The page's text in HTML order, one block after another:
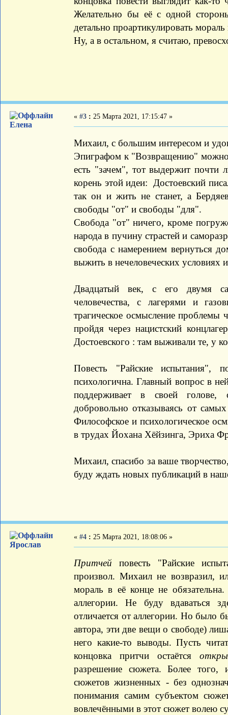
Желательно бы её с одной
детально проартикулировать
Ну, а в остальном, я считаю,
Елена
« #3 : 25 Марта 2021, 17:15:47 »
Михаил, с большим интересом и
Эпиграфом к "Возвращению"
есть "зачем", тот выдержит почти
корень этой идеи: Достоевский
так он и жить не станет, а
свободы "от" и свободы "для".
Свобода "от" ничего, кроме
народа в пучину страстей и
свобода с намерением вернуться
выжить в нечеловеческих условиях
Двадцатый век, с его двумя
человечества, с лагерями и
трагическое осмысление проблемы
пройдя через нацистский
Достоевского : там выживали те, у
Повесть "Райские испытания",
психологична. Главный вопрос в
поддерживает в своей голове,
добровольно отказываясь от
Философское и психологическое
в трудах Йохана Хёйзинга, Эриха
Михаил, спасибо за ваше
буду ждать новых публикаций в
Ярослав
« #4 : 25 Марта 2021, 18:08:06 »
Притчей повесть "Райские
произвол. Михаил не возвразил,
мораль в её конце не
аллегории. Не буду вдаваться
отличается от аллегории. Но было
автора, эти две вещи о свободе)
него какие-то выводы. Пусть
концовка притчи остаётся
разрешение сюжета. Более того,
сюжетов жизненных - без
понимания самим субъектом
вовлечёнными в этот сюжет волею